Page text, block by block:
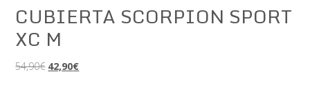
CUBIERTA SCORPION SPORT
XC M
54,90€ El
42,90€El